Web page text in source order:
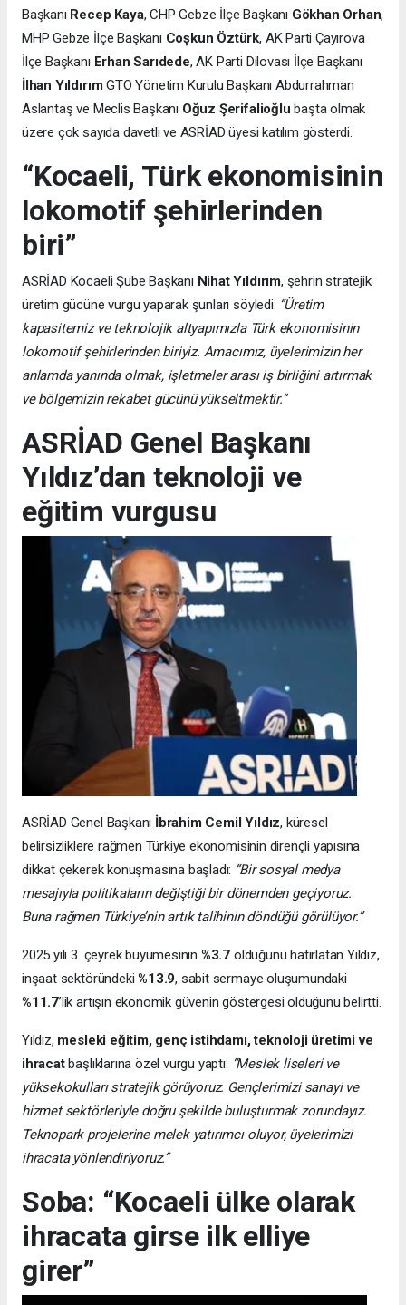
Başkanı Recep Kaya, CHP Gebze İlçe Başkanı Gökhan Orhan,
MHP Gebze İlçe Başkanı Coşkun Öztürk, AK Parti Çayırova
İlçe Başkanı Erhan Sarıdede, AK Parti Dilovası İlçe Başkanı
İlhan YıldırımGTO Yönetim Kurulu Başkanı Abdurrahman
Aslantaş ve Meclis Başkanı Oğuz Şerifalioğlu başta olmak
üzere çok sayıda davetli ve ASRİAD üyesi katılım gösterdi.
“Kocaeli, Türk ekonomisinin
lokomotif şehirlerinden
biri”
ASRİAD Kocaeli Şube Başkanı Nihat Yıldırım, şehrin stratejik
üretim gücüne vurgu yaparak şunları söyledi: “Üretim
kapasitemiz ve teknolojik altyapımızla Türk ekonomisinin
lokomotif şehirlerinden biriyiz. Amacımız, üyelerimizin her
anlamda yanında olmak, işletmeler arası iş birliğini artırmak
ve bölgemizin rekabet gücünü yükseltmektir.”
ASRİAD Genel Başkanı
Yıldız’dan teknoloji ve
eğitim vurgusu
ASRİAD Genel Başkanı İbrahim Cemil Yıldız, küresel
belirsizliklere rağmen Türkiye ekonomisinin dirençli yapısına
dikkat çekerek konuşmasına başladı: “Bir sosyal medya
mesajıyla politikaların değiştiği bir dönemden geçiyoruz.
Buna rağmen Türkiye’nin artık talihinin döndüğü görülüyor.”
2025 yılı 3. çeyrek büyümesinin %3.7 olduğunu hatırlatan Yıldız,
inşaat sektöründeki%13.9, sabit sermaye oluşumundaki
%11.7’lik artışın ekonomik güvenin göstergesi olduğunu belirtti.
Yıldız, mesleki eğitim, genç istihdamı, teknoloji üretimi ve
ihracatbaşlıklarına özel vurgu yaptı: “Meslek liseleri ve
yüksekokulları stratejik görüyoruz. Gençlerimizi sanayi ve
hizmet sektörleriyle doğru şekilde buluşturmak zorundayız.
Teknopark projelerine melek yatırımcı oluyor, üyelerimizi
ihracata yönlendiriyoruz.”
Soba: “Kocaeli ülke olarak
ihracata girse ilk elliye
girer”